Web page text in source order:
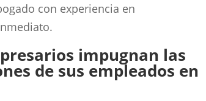
con experiencia en
impugnan las
de sus empleados en